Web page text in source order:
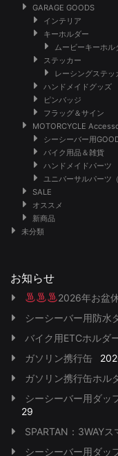
GARAGE GOODS
インテリア
キーホルダー
ムービーキーホル
ステッカー
レーシングステッ
ハンドメイドグッズ
ピンバッジ
フラッグ＆サイン
MOTORCYCLE
シーシーバー用
バイク用品＆雑貨
ハンドメイドパーツ
ユニバーサルパーツ
SALE
オススメ
新商品
未分類
お知らせ
2026年お盆
シーシーバー用防水
バイク用ETCホルダ
ガソリン携行缶
ガソリン携行缶ホル
シーシーバー用ダッ
29
SPARTAN：3WAY
シーシーバー用ダッ